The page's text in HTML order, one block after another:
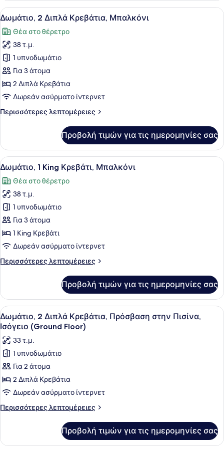
Διπλά
Κρεβάτια
Προβολή
όλων
των
φωτογραφιών
για
Δωμάτιο,
2
Διπλά
Κρεβάτια,
Μπαλκόνι
Ένα δωμάτιο ξενοδοχείου με δύο
10
Δωμάτιο, 2 Διπλά Κρεβάτια, Μπαλκόνι
Θέα στο θέρετρο
38 τ.μ.
1 υπνοδωμάτιο
Για 3 άτομα
2 Διπλά Κρεβάτια
Δωρεάν ασύρματο ίντερνετ
Περισσότερες λεπτομέρειες
Περισσότερες
2
Διπλά
Κρεβάτια,
Μπαλκόνι
Προβολή τιμών για τις ημερομηνίες σας
Προβολή
όλων
των
φωτογραφιών
για
Δωμάτιο,
1
King
Κρεβάτι,
Μπαλκόνι
Ένα σύγχρονο δωμάτιο
10
Δωμάτιο, 1 King Κρεβάτι, Μπαλκόνι
Θέα στο θέρετρο
38 τ.μ.
1 υπνοδωμάτιο
Για 3 άτομα
1 King Κρεβάτι
Δωρεάν ασύρματο ίντερνετ
Περισσότερες λεπτομέρειες
Περισσότερες
1
King
Κρεβάτι,
Μπαλκόνι
Προβολή τιμών για τις ημερομηνίες σας
Προβολή
όλων
των
φωτογραφιών
για
Δωμάτιο,
2
Διπλά
Κρεβάτια,
Πρόσβαση
Πισίνα,
Ένα δωμάτιο ξενοδοχείου με δύο
8
Δωμάτιο, 2 Διπλά Κρεβάτια, Πρόσβαση στην Πισίνα,
Ισόγειο (Ground Floor)
33 τ.μ.
1 υπνοδωμάτιο
Για 2 άτομα
2 Διπλά Κρεβάτια
Δωρεάν ασύρματο ίντερνετ
Περισσότερες λεπτομέρειες
Περισσότερες
2
Προβολή τιμών για τις ημερομηνίες σας